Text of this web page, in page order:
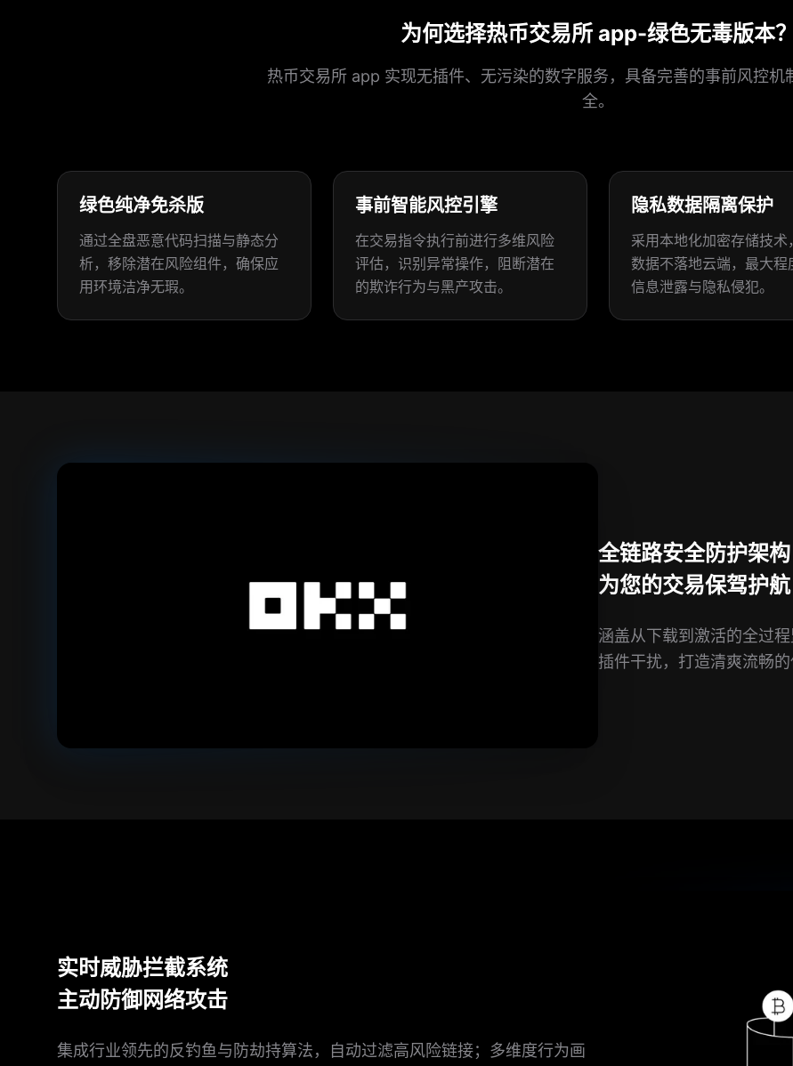
为何选择热币交易所 app-绿色无毒版本？
热币交易所 app 实现无插件、无污染的数字服务，具备完善的事前风控机
全。
绿色纯净免杀版
通过全盘恶意代码扫描与静态分
析，移除潜在风险组件，确保应
用环境洁净无瑕。
事前智能风控引擎
在交易指令执行前进行多维风险
评估，识别异常操作，阻断潜在
的欺诈行为与黑产攻击。
隐私数据隔离保护
采用本地化加密存储技术
数据不落地云端，最大程
信息泄露与隐私侵犯。
全链路安全防护架构
为您的交易保驾护航
涵盖从下载到激活的全过
插件干扰，打造清爽流畅
实时威胁拦截系统
主动防御网络攻击
集成行业领先的反钓鱼与防劫持算法，自动过滤高风险链接；多维度行为画